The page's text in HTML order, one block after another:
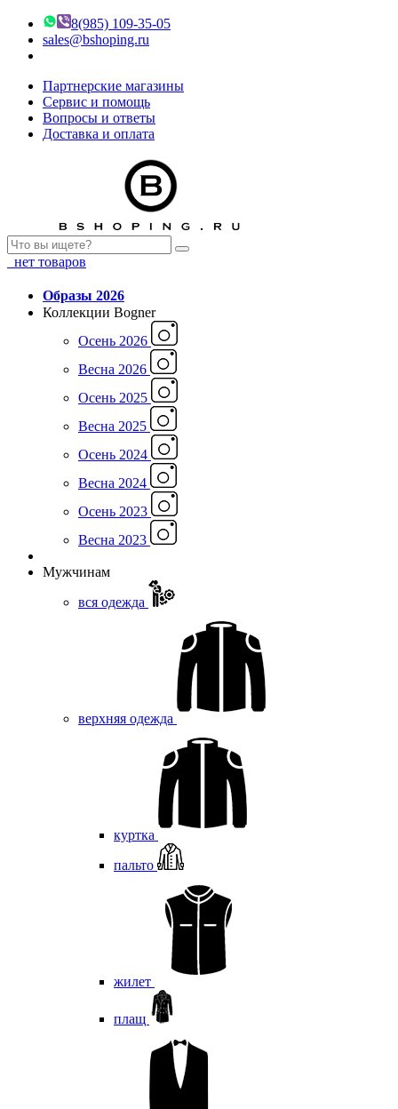
8(985) 109-35-05
sales@bshoping.ru
Партнерские магазины
Сервис и помощь
Вопросы и ответы
Доставка и оплата
нет товаров
Образы 2026
Коллекции Bogner
Осень 2026
Весна 2026
Осень 2025
Весна 2025
Осень 2024
Весна 2024
Осень 2023
Весна 2023
Мужчинам
вся одежда
верхняя одежда
куртка
пальто
жилет
плащ